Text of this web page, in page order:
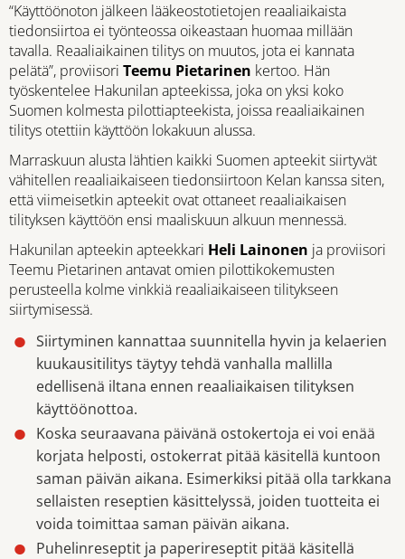
“Käyttöönoton jälkeen lääkeostotietojen reaaliaikaista
tiedonsiirtoa ei työnteossa oikeastaan huomaa millään
tavalla. Reaaliaikainen tilitys on muutos, jota ei kannata
pelätä”, proviisori Teemu Pietarinen kertoo. Hän
työskentelee Hakunilan apteekissa, joka on yksi koko
Suomen kolmesta pilottiapteekista, joissa reaaliaikainen
tilitys otettiin käyttöön lokakuun alussa.
Marraskuun alusta lähtien kaikki Suomen apteekit siirtyvät
vähitellen reaaliaikaiseen tiedonsiirtoon Kelan kanssa siten,
että viimeisetkin apteekit ovat ottaneet reaaliaikaisen
tilityksen käyttöön ensi maaliskuun alkuun mennessä.
Hakunilan apteekin apteekkari Heli Lainonen ja proviisori
Teemu Pietarinen antavat omien pilottikokemusten
perusteella kolme vinkkiä reaaliaikaiseen tilitykseen
siirtymisessä.
Siirtyminen kannattaa suunnitella hyvin ja kelaerien
kuukausitilitys täytyy tehdä vanhalla mallilla
edellisenä iltana ennen reaaliaikaisen tilityksen
käyttöönottoa.
Koska seuraavana päivänä ostokertoja ei voi enää
korjata helposti, ostokerrat pitää käsitellä kuntoon
saman päivän aikana. Esimerkiksi pitää olla tarkkana
sellaisten reseptien käsittelyssä, joiden tuotteita ei
voida toimittaa saman päivän aikana.
Puhelinreseptit ja paperireseptit pitää käsitellä